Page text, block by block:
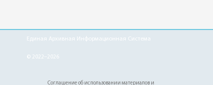
Единая Архивная Информационная Система
© 2022–2026
Соглашение об использовании материалов и